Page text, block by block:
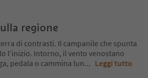
regione
di contrasti. Il campanile che spunta
l’inizio. Intorno, il vento venostano
pedala o cammina lun... Leggi tutto